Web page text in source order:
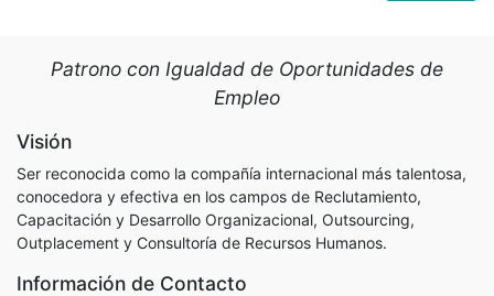
Patrono con Igualdad de Oportunidades de
Empleo
Visión
Ser reconocida como la compañía internacional más talentosa,
conocedora y efectiva en los campos de Reclutamiento,
Capacitación y Desarrollo Organizacional, Outsourcing,
Outplacement y Consultoría de Recursos Humanos.
Información de Contacto